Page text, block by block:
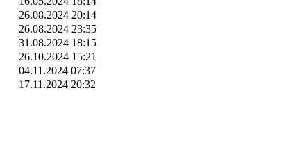
26.08.2024 20:14
26.08.2024 23:35
31.08.2024 18:15
26.10.2024 15:21
04.11.2024 07:37
17.11.2024 20:32